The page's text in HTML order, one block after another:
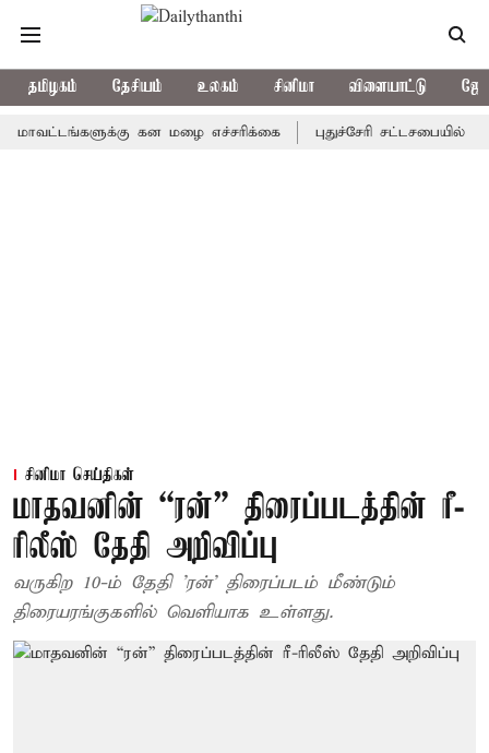
தமிழகம் தேசியம் உலகம் சினிமா விளையாட்டு
கன மழை எச்சரிக்கை புதுச்சேரி சட்டசபையில் வரும்
சினிமா செய்திகள்
மாதவனின் “ரன்” திரைப்படத்தின் ரீ-
ரிலீஸ் தேதி அறிவிப்பு
வருகிற 10-ம் தேதி 'ரன்' திரைப்படம் மீண்டும்
திரையரங்குகளில் வெளியாக உள்ளது.